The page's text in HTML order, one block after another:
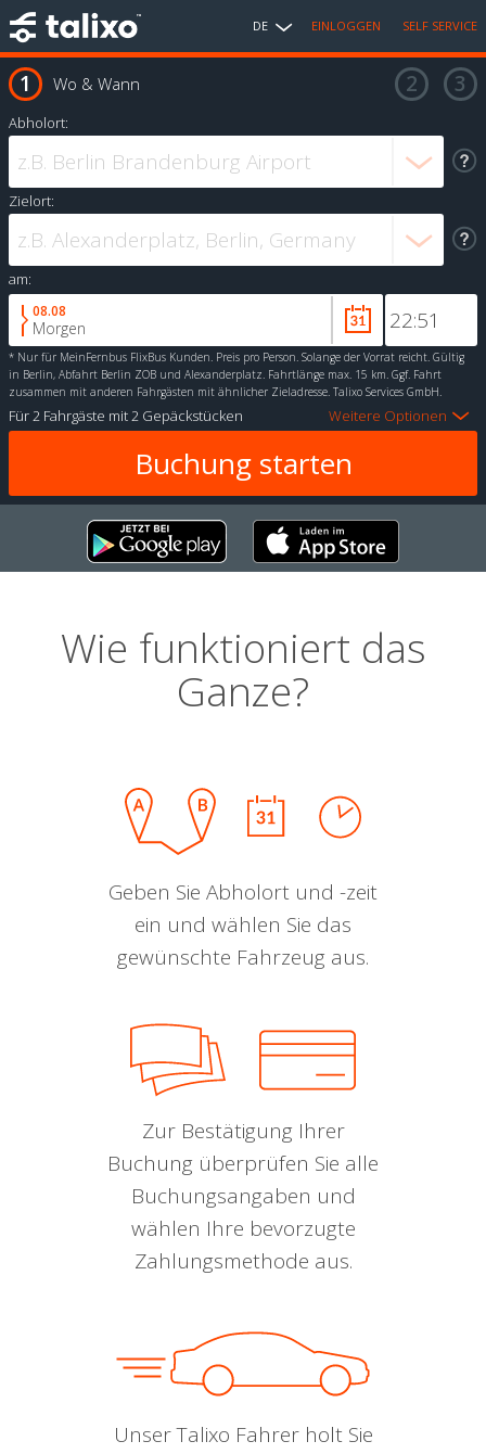
DE EINLOGGEN SELF SERVICE
Wo & Wann
Abholort:
Zielort:
am:
08.08
Morgen
* Nur für MeinFernbus FlixBus Kunden. Preis pro Person. Solange der Vorrat reicht. Gültig
in Berlin, Abfahrt Berlin ZOB und Alexanderplatz. Fahrtlänge max. 15 km. Ggf. Fahrt
zusammen mit anderen Fahrgästen mit ähnlicher Zieladresse. Talixo Services GmbH.
Für2 Fahrgäste mit2 Gepäckstücken Weitere Optionen
Wie funktioniert das
Ganze?
Geben Sie Abholort und -zeit
ein und wählen Sie das
gewünschte Fahrzeug aus.
Zur Bestätigung Ihrer
Buchung überprüfen Sie alle
Buchungsangaben und
wählen Ihre bevorzugte
Zahlungsmethode aus.
Unser Talixo Fahrer holt Sie